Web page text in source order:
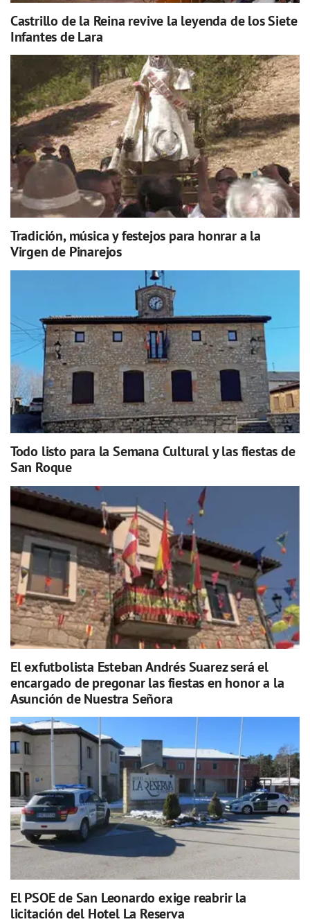
Castrillo de la Reina revive la leyenda de los Siete
Infantes de Lara
Tradición, música y festejos para honrar a la
Virgen de Pinarejos
Todo listo para la Semana Cultural y las fiestas de
San Roque
El exfutbolista Esteban Andrés Suarez será el
encargado de pregonar las fiestas en honor a la
Asunción de Nuestra Señora
El PSOE de San Leonardo exige reabrir la
licitación del Hotel La Reserva